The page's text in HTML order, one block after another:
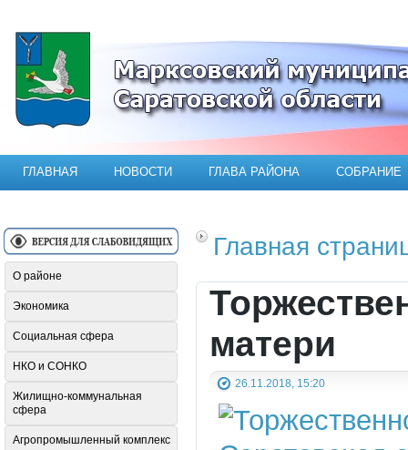
Официальный сайт Марксовского
ГЛАВНАЯ НОВОСТИ ГЛАВА РАЙОНА СОБРАНИЕ
Главная
матери
26.11.2018, 15:20
О районе
Экономика
Социальная сфера
НКО и СОНКО
Жилищно-коммунальная
сфера
Агропромышленный комплекс